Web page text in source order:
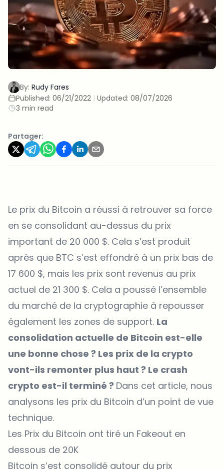
By: Rudy Fares
Published: 06/21/2022 | Updated: 08/07/2026
3 min read
Partager:
Le prix du Bitcoin a réussi à retrouver sa force
en se consolidant au-dessus du prix
important de 20 000 $. Cela s’est produit
après que BTC s’est effondré à un prix bas de
17 600 $, mais les prix sont revenus au prix
actuel de 21 300 $. Cela a poussé l’ensemble
du marché de la cryptographie à repousser
également les zones de support. La
consolidation actuelle de Bitcoin est-elle
une bonne chose ? Les prix de la crypto
vont-ils remonter plus haut ? Le crash
crypto est-il terminé ? Dans cet article, nous
analysons les prix du Bitcoin d’un point de vue
technique.
Les Prix du Bitcoin ont tiré un Fakeout en
dessous de 20K
Bitcoin s’est consolidé autour du prix